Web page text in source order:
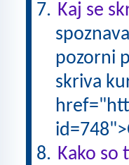
Kaj se
pozorni
skriva
Kako so